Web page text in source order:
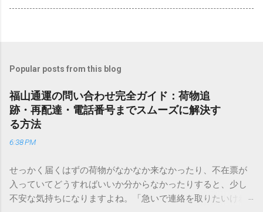
Popular posts from this blog
福山通運の問い合わせ完全ガイド：荷物追
跡・再配達・電話番号までスムーズに解決す
る方法
6:38 PM
せっかく届くはずの荷物がなかなか来なかったり、不在票が
入っていてどうすればいいか分からなかったりすると、少し
不安な気持ちになりますよね。「急いで連絡を取りたいけれ